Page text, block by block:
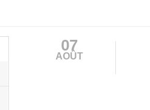
07
AOÛT